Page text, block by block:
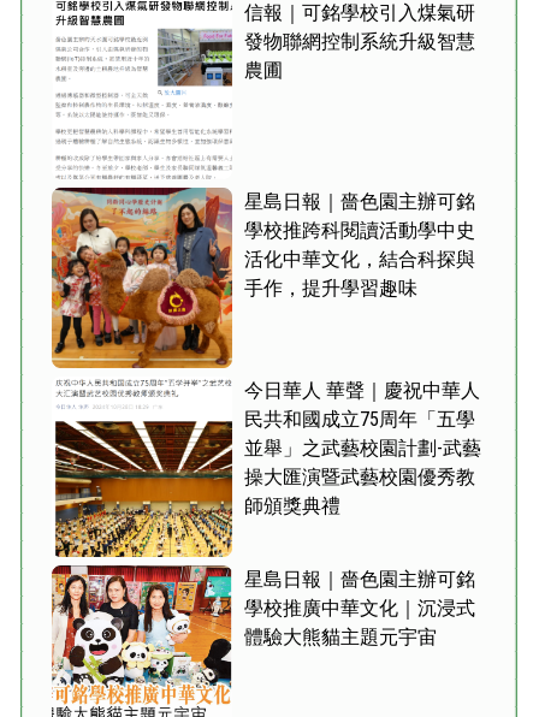
信報｜可銘學校引入煤氣研
發物聯網控制系統升級智慧
農圃
星島日報｜嗇色園主辦可銘
學校推跨科閱讀活動學中史
活化中華文化，結合科探與
手作，提升學習趣味
今日華人 華聲｜慶祝中華人
民共和國成立75周年「五學
並舉」之武藝校園計劃-武藝
操大匯演暨武藝校園優秀教
師頒獎典禮
星島日報｜嗇色園主辦可銘
學校推廣中華文化｜沉浸式
體驗大熊貓主題元宇宙